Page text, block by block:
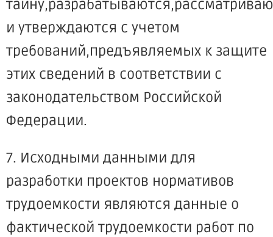
и утверждаются с учетом
требований,предъявляемых к защите
этих сведений в соответствии с
законодательством Российской
Федерации.
7. Исходными данными для
разработки проектов нормативов
трудоемкости являются данные о
фактической трудоемкости работ по